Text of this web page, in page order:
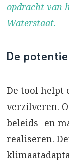
opdracht van
Waterstaat.
De
De tool helpt
verzilveren.
beleids- en
realiseren.